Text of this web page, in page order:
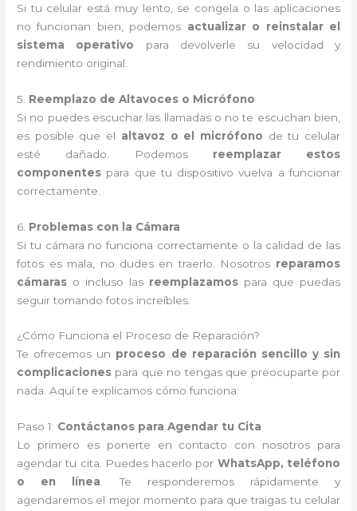
Si tu celular está muy lento, se congela o las aplicaciones
no funcionan bien, podemos actualizar o reinstalar el
sistema operativo para devolverle su velocidad y
rendimiento original.
5. Reemplazo de Altavoces o Micrófono
Si no puedes escuchar las llamadas o no te escuchan bien,
es posible que el altavoz o el micrófono de tu celular
esté dañado. Podemos reemplazar estos
componentes para que tu dispositivo vuelva a funcionar
correctamente.
6. Problemas con la Cámara
Si tu cámara no funciona correctamente o la calidad de las
fotos es mala, no dudes en traerlo. Nosotros reparamos
cámaras o incluso las reemplazamos para que puedas
seguir tomando fotos increíbles.
¿Cómo Funciona el Proceso de Reparación?
Te ofrecemos un proceso de reparación sencillo y sin
complicaciones para que no tengas que preocuparte por
nada. Aquí te explicamos cómo funciona:
Paso 1: Contáctanos para Agendar tu Cita
Lo primero es ponerte en contacto con nosotros para
agendar tu cita. Puedes hacerlo por WhatsApp, teléfono
o en línea. Te responderemos rápidamente y
agendaremos el mejor momento para que traigas tu celular